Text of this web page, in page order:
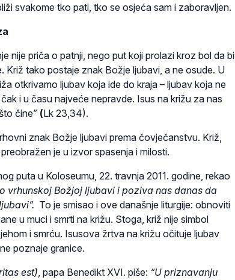
svakome tko pati, tko se osjeća sam i zaboravljen.
nije priča o patnji, nego put koji prolazi kroz bol da bi
Križ tako postaje znak Božje ljubavi, a ne osude. U
otkrivamo ljubav koja ide do kraja – ljubav koja ne
i u času najveće nepravde. Isus na križu za nas
čine” (Lk 23,34).
znak Božje ljubavi prema čovječanstvu. Križ,
je u izvor spasenja i milosti.
puta u Koloseumu, 22. travnja 2011. godine, rekao
vrhunskoj Božjoj ljubavi i poziva nas danas da
To je smisao i ove današnje liturgije: obnoviti
u muci i smrti na križu. Stoga, križ nije simbol
i smrću. Isusova žrtva na križu očituje ljubav
poznaje granice.
est), papa Benedikt XVI. piše: “U priznavanju